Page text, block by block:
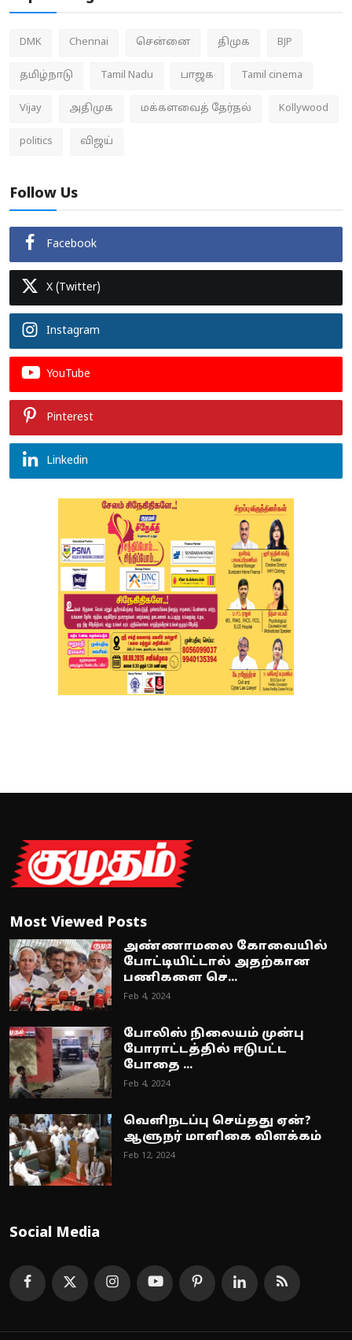
DMK Chennai சென்னை திமுக BJP
தமிழ்நாடு Tamil Nadu பாஜக Tamil cinema
Vijay அதிமுக மக்களவைத் தேர்தல் Kollywood
politics விஜய்
Follow Us
Facebook
X (Twitter)
Instagram
YouTube
Pinterest
Linkedin
Most Viewed Posts
அண்ணாமலை கோவையில்
போட்டியிட்டால் அதற்கான
பணிகளை செ...
Feb 4, 2024
போலிஸ் நிலையம் முன்பு
போராட்டத்தில் ஈடுபட்ட
போதை ...
Feb 4, 2024
வெளிநடப்பு செய்தது ஏன்?
ஆளுநர் மாளிகை விளக்கம்
Feb 12, 2024
Social Media